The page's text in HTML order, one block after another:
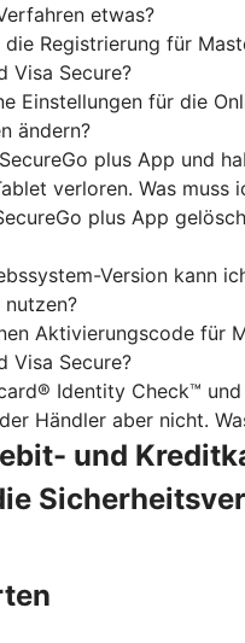
etwas?
Registrierung für
Visa Secure?
Einstellungen für die
ändern?
plus App und
verloren. Was muss
plus App
Version kann
nutzen?
Aktivierungscode für
Visa Secure?
Identity Check™ und
Händler aber nicht.
und